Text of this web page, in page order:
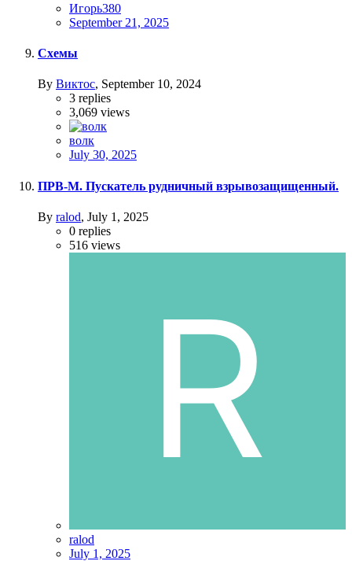
Игорь380
September 21, 2025
Схемы
By Виктос, September 10, 2024
3 replies
3,069 views
волк
July 30, 2025
ПРВ-М. Пускатель рудничный взрывозащищенный.
By ralod, July 1, 2025
0 replies
516 views
ralod
July 1, 2025